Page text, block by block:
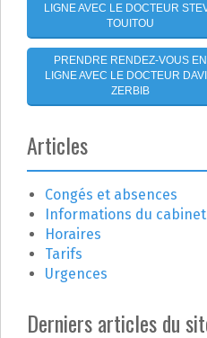
a
t
i
c
l
e
LIGNE AVEC LE DOCTEUR
TOUITOU
PRENDRE RENDEZ-VOUS EN
LIGNE AVEC LE DOCTEUR
ZERBIB
Articles
Congés et absences
Informations du cabinet
Horaires
Tarifs
Urgences
Derniers articles du